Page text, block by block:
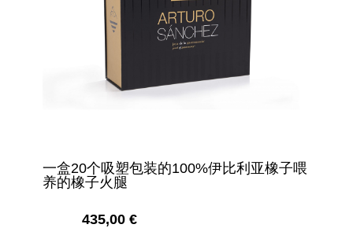
一盒20个吸塑包装的100%伊比利亚橡子喂
养的橡子火腿
435,00 €